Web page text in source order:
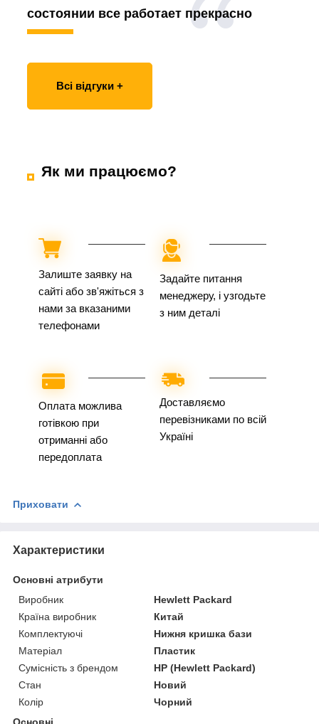
состоянии все работает прекрасно
Всі відгуки +
Як ми працюємо?
Залиште заявку на
сайті або зв'яжіться з
нами за вказаними
телефонами
Задайте питання
менеджеру, і узгодьте
з ним деталі
Оплата можлива
готівкою при
отриманні або
передоплата
Доставляємо
перевізниками по всій
Україні
Приховати
Характеристики
Основні атрибути
Виробник
Hewlett Packard
Країна виробник
Китай
Комплектуючі
Нижня кришка бази
Матеріал
Пластик
Сумісність з брендом
HP (Hewlett Packard)
Стан
Новий
Колір
Чорний
Основні